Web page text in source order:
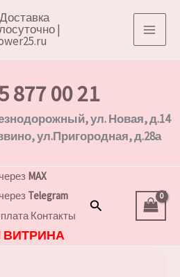
877 00 21
ул. Новая, д.14
ул.Пригородная, д.28а
MAX
Telegram
Контакты
Поиск